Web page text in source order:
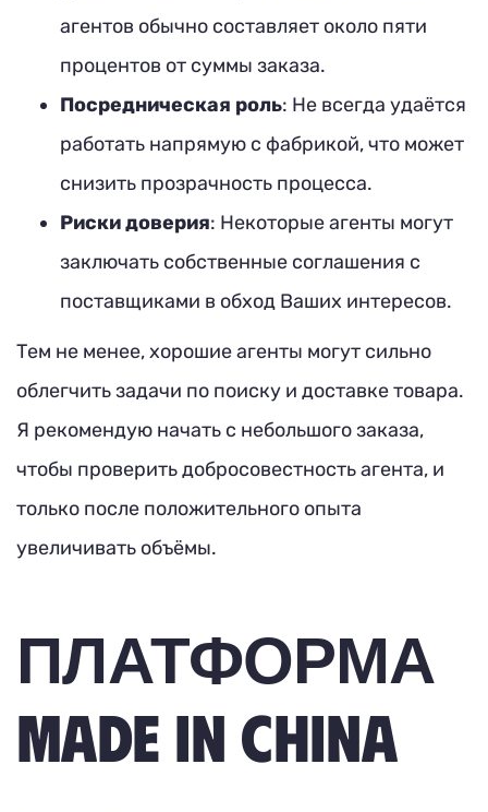
агентов обычно составляет около пяти
процентов от суммы заказа.
Посредническая роль: Не всегда удаётся
работать напрямую с фабрикой, что может
снизить прозрачность процесса.
Риски доверия: Некоторые агенты могут
заключать собственные соглашения с
поставщиками в обход Ваших интересов.
Тем не менее, хорошие агенты могут сильно
облегчить задачи по поиску и доставке товара.
Я рекомендую начать с небольшого заказа,
чтобы проверить добросовестность агента, и
только после положительного опыта
увеличивать объёмы.
ПЛАТФОРМА
MADE IN CHINA